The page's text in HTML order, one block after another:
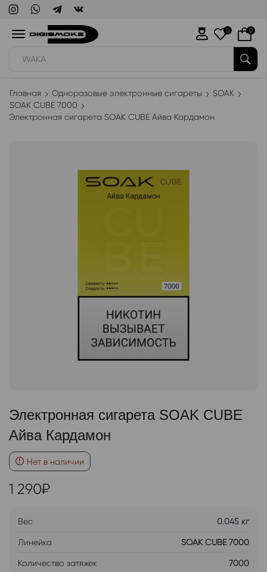
WAKA
0 0
Главная Одноразовые электронные сигареты
SOAK
SOAK CUBE 7000
Электронная сигарета SOAK CUBE Айва Кардамон
Электронная сигарета SOAK CUBE
Айва Кардамон
Нет в наличии
1 290₽
Вес 0.045 кг
Линейка SOAK CUBE 7000
Количество затяжек 7000